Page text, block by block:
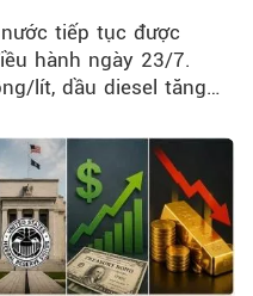
tiếp tục được
hành ngày 23/7.
lít, dầu diesel tăng